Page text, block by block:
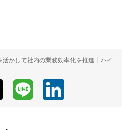
かして社内の業務効率化を推進丨ハイ